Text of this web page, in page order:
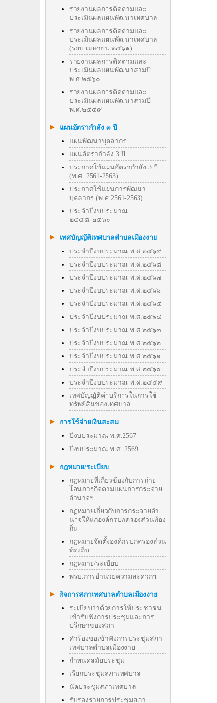
รายงานผลการติดตามและ
ประเมินผลแผนพัฒนาเทศบาล
รายงานผลการติดตามและ
ประเมินผลแผนพัฒนาเทศบาล
(รอบ เมษายน ๒๕๖๑)
รายงานผลการติดตามและ
ประเมินผลแผนพัฒนาสามปี
พ.ศ.๒๕๖๐
รายงานผลการติดตามและ
ประเมินผลแผนพัฒนาสามปี
พ.ศ.๒๕๕๙
แผนอัตรากำลัง ๓ ปี
แผนพัฒนาบุคลากร
แผนอัตรากำลัง 3 ปี.
ประกาศใช้แผนอัตรากำลัง 3 ปี
(พ.ศ. 2561-2563)
ประกาศใช้แผนการพัฒนา
บุคลากร (พ.ศ.2561-2563)
ประจำปีงบประมาณ
๒๕๕๘-๒๕๖๐
เทศบัญญัติเทศบาลตำบลเมืองงาย
ประจำปีงบประมาณ พ.ศ.๒๕๖๙
ประจำปีงบประมาณ พ.ศ.๒๕๖๘
ประจำปีงบประมาณ พ.ศ.๒๕๖๗
ประจำปีงบประมาณ พ.ศ.๒๕๖๖
ประจำปีงบประมาณ พ.ศ.๒๕๖๕
ประจำปีงบประมาณ พ.ศ.๒๕๖๔
ประจำปีงบประมาณ พ.ศ.๒๕๖๓
ประจำปีงบประมาณ พ.ศ.๒๕๖๒
ประจำปีงบประมาณ พ.ศ.๒๕๖๑
ประจำปีงบประมาณ พ.ศ.๒๕๖๐
ประจำปีงบประมาณ พ.ศ.๒๕๕๙
เทศบัญญัติค่าบริการในการใช้
ทรัพย์สินของเทศบาล
การใช้จ่ายเงินสะสม
ปีงบประมาณ พ.ศ.2567
ปีงบประมาณ พ.ศ. 2569
กฎหมาย/ระเบียบ
กฎหมายที่เกี่ยวข้องกับการถ่าย
โอนภารกิจตามแผนการกระจาย
อำนาจฯ
กฏหมายเกี่ยวกับการกระจายอำ
นาจให้แก่องค์กรปกครองส่วนท้อง
ถิ่น
กฎหมายจัดตั้งองค์กรปกครองส่วน
ท้องถิ่น
กฎหมาย/ระเบียบ
พรบ.การอำนวยความสะดวกฯ
กิจการสภาเทศบาลตำบลเมืองงาย
ระเบียบว่าด้วยการให้ประชาชน
เข้ารับฟังการประชุมและการ
ปรึกษาของสภา
คำร้องขอเข้าฟังการประชุมสภา
เทศบาลตำบลเมืองงาย
กำหนดสมัยประชุม
เรียกประชุมสภาเทศบาล
นัดประชุมสภาเทศบาล
รับรองรายการประชุมสภา